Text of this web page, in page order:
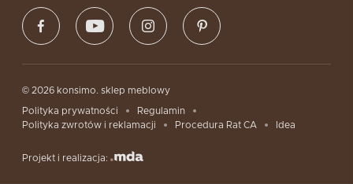
© 2026 konsimo. sklep meblowy
Polityka prywatności
Regulamin
Polityka zwrotów i reklamacji
Procedura Rat CA Idea
Projekt i realizacja: